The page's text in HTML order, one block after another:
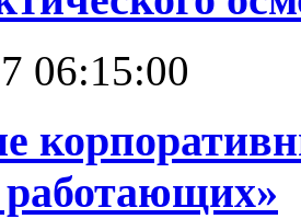
06:15:00
работающих»